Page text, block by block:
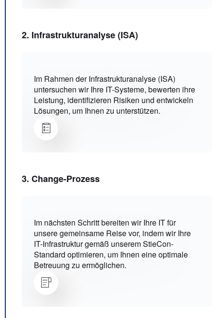
Im Rahmen der Infrastrukturanalyse (ISA)
untersuchen wir Ihre IT-Systeme, bewerten ihre
Leistung, identifizieren Risiken und entwickeln
Lösungen, um Ihnen zu unterstützen.
2. Infrastrukturanalyse (ISA)
Im nächsten Schritt bereiten wir Ihre IT für
unsere gemeinsame Reise vor, indem wir Ihre
IT-Infrastruktur gemäß unserem StieCon-
Standard optimieren, um Ihnen eine optimale
Betreuung zu ermöglichen.
3. Change-Prozess